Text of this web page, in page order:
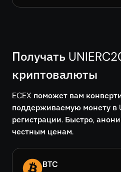
Получать
криптовалюты
ECEX поможет вам
поддерживаемую монету в
регистрации. Быстро,
честным ценам.
BTC